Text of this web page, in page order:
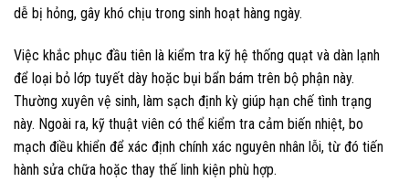
dễ bị hỏng, gây khó chịu trong sinh hoạt hàng ngày.
Việc khắc phục đầu tiên là kiểm tra kỹ hệ thống quạt và dàn lạnh
để loại bỏ lớp tuyết dày hoặc bụi bẩn bám trên bộ phận này.
Thường xuyên vệ sinh, làm sạch định kỳ giúp hạn chế tình trạng
này. Ngoài ra, kỹ thuật viên có thể kiểm tra cảm biến nhiệt, bo
mạch điều khiển để xác định chính xác nguyên nhân lỗi, từ đó tiến
hành sửa chữa hoặc thay thế linh kiện phù hợp.